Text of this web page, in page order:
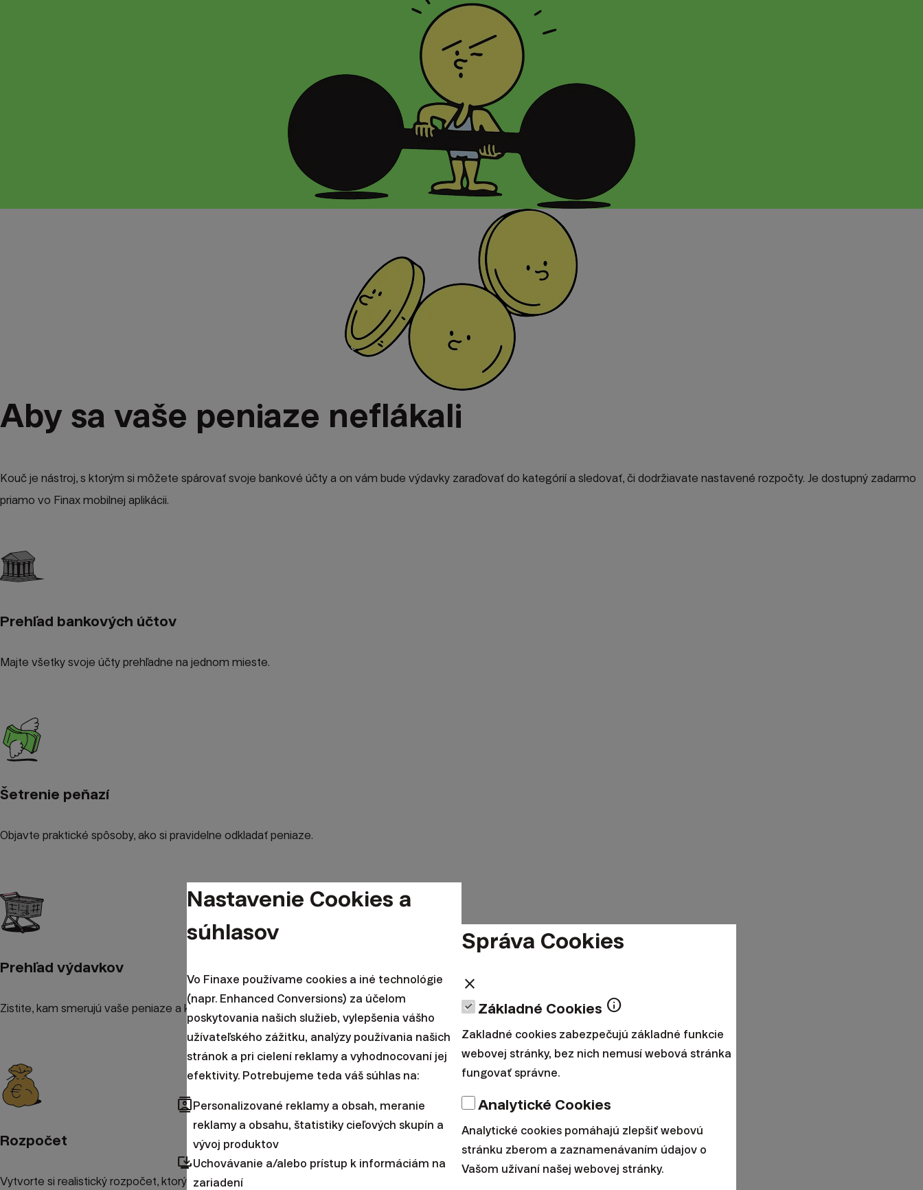
Aby sa vaše peniaze neflákali
Kouč je nástroj, s ktorým si môžete spárovať svoje bankové účty a on vám bude výdavky zaraďovať do kategórií a sledovať, či dodržiavate nastavené rozpočty. Je dostupný zadarmo
priamo vo Finax mobilnej aplikácii.
Prehľad bankových účtov
Majte všetky svoje účty prehľadne na jednom mieste.
Šetrenie peňazí
Objavte praktické spôsoby, ako si pravidelne odkladať peniaze.
Prehľad výdavkov
Zistite, kam smerujú vaše peniaze a kde môžete ušetriť.
Rozpočet
Vytvorte si realistický rozpočet, ktorý vám pomôže držať sa cieľov.
Nastavenie Cookies a
súhlasov
Vo Finaxe používame cookies a iné technológie
(napr. Enhanced Conversions) za účelom
poskytovania našich služieb, vylepšenia vášho
užívateľského zážitku, analýzy používania našich
stránok a pri cielení reklamy a vyhodnocovaní jej
efektivity. Potrebujeme teda váš súhlas na:
contactsPersonalizované reklamy a obsah, meranie
reklamy a obsahu, štatistiky cieľových skupín a
vývoj produktov
browser_updatedUchovávanie a/alebo prístup k informáciám na
zariadení
Správa Cookies
close
Základné Cookies info
Zakladné cookies zabezpečujú základné funkcie
webovej stránky, bez nich nemusí webová stránka
fungovať správne.
Analytické Cookies
Analytické cookies pomáhajú zlepšiť webovú
stránku zberom a zaznamenávaním údajov o
Vašom užívaní našej webovej stránky.